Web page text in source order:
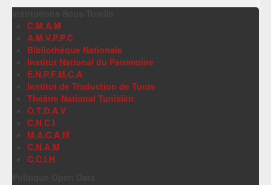
C.M.A.M
A.M.V.P.P.C
Bibliothèque Nationale
Institut National du Patrimoine
E.N.P.F.M.C.A
Institut de Traduction de Tunis
Théâtre National Tunisien
O.T.D.A.V
C.N.C.I
M.A.C.A.M
C.N.A.M
C.C.I.H